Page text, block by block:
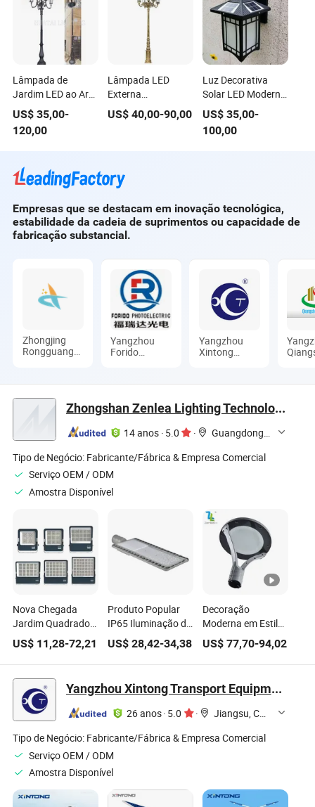
Lâmpada de
Jardim LED ao Ar
Livre de Alumínio
Novo Tipo
Vitoriano Europeu
US$35,00-
120,00
Lâmpada LED
Externa
Personalizada
Alumínio IP66 Luz
US$ 40,00-90,00
Luz Decorativa
Solar LED Moderna
para Jardim para
Caminho
US$ 35,00-
100,00
Empresas que se destacam em inovação tecnológica,
estabilidade da cadeia de suprimentos ou capacidade de
fabricação substancial.
Zhongjing
Rongguang
Ltd.
Yangzhou
Forido
Co., Ltd.
Yangzhou
Xintong
Group Co.,
Zhongshan Zenlea Lighting Technology Co., Ltd
14 anos · 5.0 ·
Guangdong, China
Tipo de Negócio: Fabricante/Fábrica & Empresa Comercial
Serviço OEM / ODM
Amostra Disponível
Nova Chegada
Jardim Quadrado
SMD 2835 Alumínio
Impermeável IP65
Externo 50W 100W
150W 200W 300W
400W 600W Luz de
Inundação LED
US$ 11,28-72,21
Produto Popular
IP65 Iluminação de
Jardim ao Ar Livre
à Prova d'Água
50W 100W 150W
SMD LED
US$ 28,42-34,38
Decoração
Moderna em Estilo
Alumínio
Iluminação Externa
IP65 À Prova
150W Luz de
Jardim LED
US$ 77,70-94,02
Yangzhou Xintong Transport Equipment Group Co., Ltd.
26 anos· 5.0 ·
Jiangsu, China
Tipo de Negócio: Fabricante/Fábrica & Empresa Comercial
Serviço OEM / ODM
Amostra Disponível